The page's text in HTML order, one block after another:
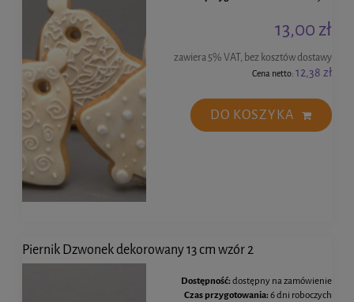
13,00 zł
zawiera 5% VAT, bez kosztów dostawy
Cena netto: 12,38 zł
DO KOSZYKA
Piernik Dzwonek dekorowany 13 cm wzór 2
Dostępność:dostępny na zamówienie
Czas przygotowania:6 dni roboczych